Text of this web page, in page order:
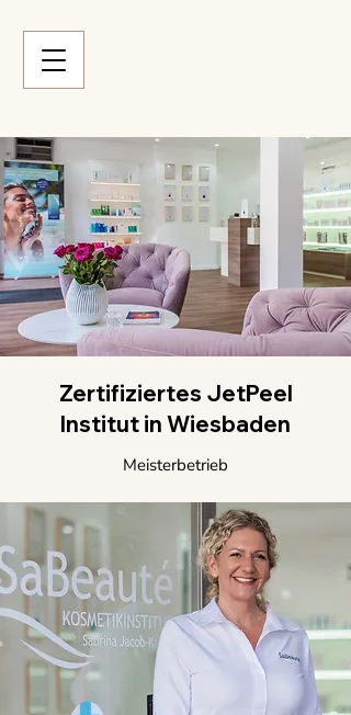
Zertifiziertes JetPeel
Institut in Wiesbaden
Meisterbetrieb